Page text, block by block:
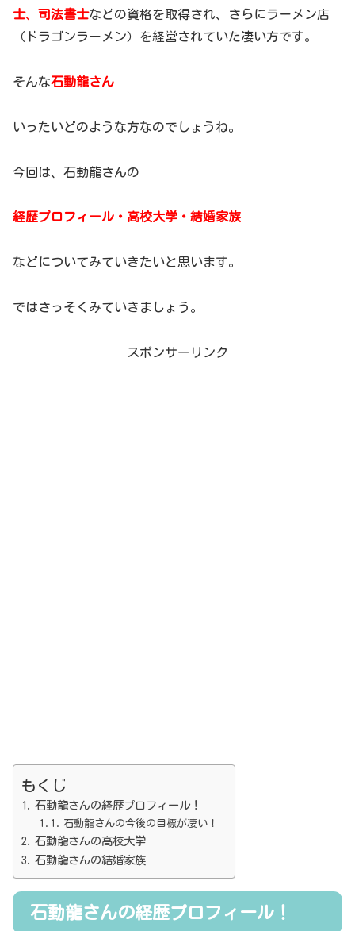
士、 司法書士などの資格を取得され、さらにラーメン店
（ドラゴンラーメン）を経営されていた凄い方です。
そんな石動龍さん
いったいどのような方なのでしょうね。
今回は、石動龍さんの
経歴プロフィール・高校大学・結婚家族
などについてみていきたいと思います。
ではさっそくみていきましょう。
スポンサーリンク
もくじ
石動龍さんの経歴プロフィール！
石動龍さんの今後の目標が凄い！
石動龍さんの高校大学
石動龍さんの結婚家族
石動龍さんの経歴プロフィール！